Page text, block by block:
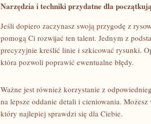
Narzędzia i ​techniki przydatne dla
Jeśli⁣ dopiero zaczynasz swoją przygodę z
pomogą Ci rozwijać ten ‍talent. Jednym z
precyzyjnie kreślić ⁤linie i szkicować rysunki.‌
która pozwoli ​poprawić ewentualne błędy.
Ważne jest również korzystanie z
na lepsze oddanie ⁤detali i⁤ cieniowania.
który najlepiej sprawdzi się dla Ciebie.